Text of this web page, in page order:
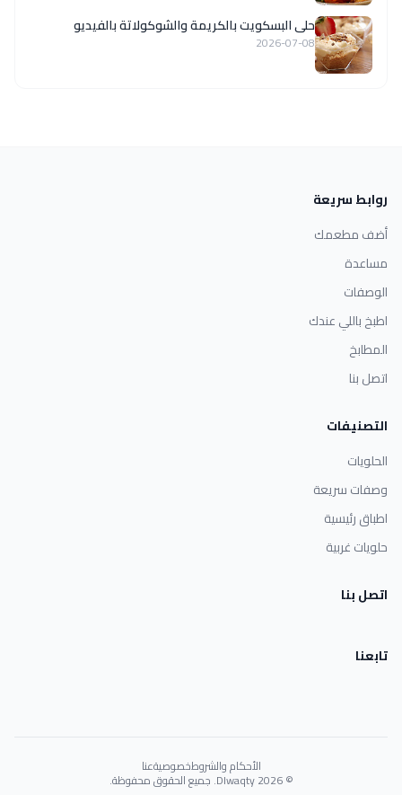
حلى البسكويت بالكريمة والشوكولاتة بالفيديو
2026-07-08
روابط سريعة
أضف مطعمك
مساعدة
الوصفات
اطبخ باللي عندك
المطابخ
اتصل بنا
التصنيفات
الحلويات
وصفات سريعة
اطباق رئيسية
حلويات غربية
اتصل بنا
تابعنا
الأحكام والشروطخصوصيةعنا
© 2026 Dlwaqty. جميع الحقوق محفوظة.